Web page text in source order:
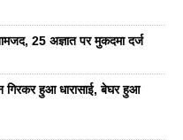
25 अज्ञात पर मुकदमा दर्ज
गिरकर हुआ धारासाई, बेघर हुआ